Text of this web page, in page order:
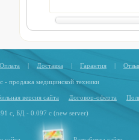
Оплата | Доставка | Гарантия |
продажа медицинской техники
версия сайта Договор-оферта
с, БД - 0.097 с (new server)